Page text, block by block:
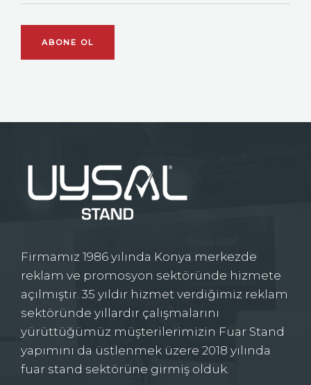
ABONE OL
Firmamız 1986 yılında Konya merkezde
reklam ve promosyon sektöründe hizmete
açılmıştır. 35 yıldır hizmet verdiğimiz reklam
sektöründe yıllardır çalışmalarını
yürüttüğümüz müşterilerimizin Fuar Stand
yapımını da üstlenmek üzere 2018 yılında
fuar stand sektörüne girmiş olduk.